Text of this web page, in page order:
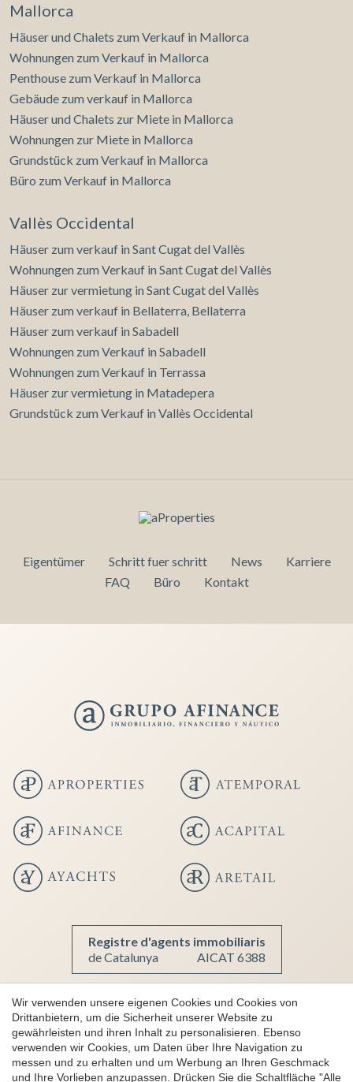
Mallorca
Häuser und Chalets zum Verkauf in Mallorca
Wohnungen zum Verkauf in Mallorca
Penthouse zum Verkauf in Mallorca
Gebäude zum verkauf in Mallorca
Häuser und Chalets zur Miete in Mallorca
Wohnungen zur Miete in Mallorca
Grundstück zum Verkauf in Mallorca
Büro zum Verkauf in Mallorca
Vallès Occidental
Häuser zum verkauf in Sant Cugat del Vallès
Wohnungen zum Verkauf in Sant Cugat del Vallès
Häuser zur vermietung in Sant Cugat del Vallès
Häuser zum verkauf in Bellaterra, Bellaterra
Häuser zum verkauf in Sabadell
Wohnungen zum Verkauf in Sabadell
Wohnungen zum Verkauf in Terrassa
Häuser zur vermietung in Matadepera
Grundstück zum Verkauf in Vallès Occidental
Eigentümer Schritt fuer schritt News
Karriere
FAQ
Büro Kontakt
Registre d'agents immobiliaris
de Catalunya
AICAT 6388
Copyright 2026 © aProperties
Luxusimmobilien
AICAT 6388
Wir verwenden unsere eigenen Cookies und Cookies von
Drittanbietern, um die Sicherheit unserer Website zu
gewährleisten und ihren Inhalt zu personalisieren. Ebenso
verwenden wir Cookies, um Daten über Ihre Navigation zu
messen und zu erhalten und um Werbung an Ihren Geschmack
und Ihre Vorlieben anzupassen. Drücken Sie die Schaltfläche "Alle